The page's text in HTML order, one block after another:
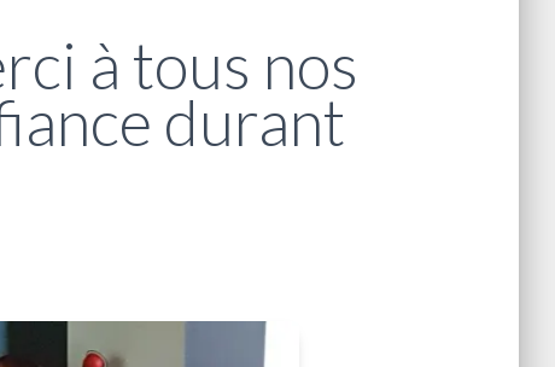
à tous nos
durant